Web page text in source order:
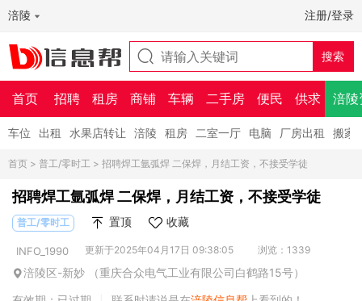
涪陵 注册/登录
首页 招聘 租房 商铺 车辆 二手房 便民 供求 涪陵
车位 出租 水果店转让 涪陵 租房 二室一厅 电脑 厂房出租 搬家
首页 > 普工/零时工 > 招聘焊工氩弧焊 二保焊，月结工资，不接受学徒
招聘焊工氩弧焊 二保焊，月结工资，不接受学徒
普工/零时工 置顶 收藏
INFO_1990 更新于2025年04月17日 09:38:05 浏览：1339
涪陵区-新妙 （重庆合众电气工业有限公司白鹤路15号）